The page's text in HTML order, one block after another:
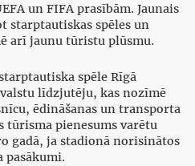
un FIFA prasībām. Jaunais
starptautiskas spēles un
arī jaunu tūristu plūsmu.
spēle Rīgā
līdzjutēju, kas nozīmē
ēdināšanas un transporta
tūrisma pienesums varētu
gadā, ja stadionā norisinātos
pasākumi.